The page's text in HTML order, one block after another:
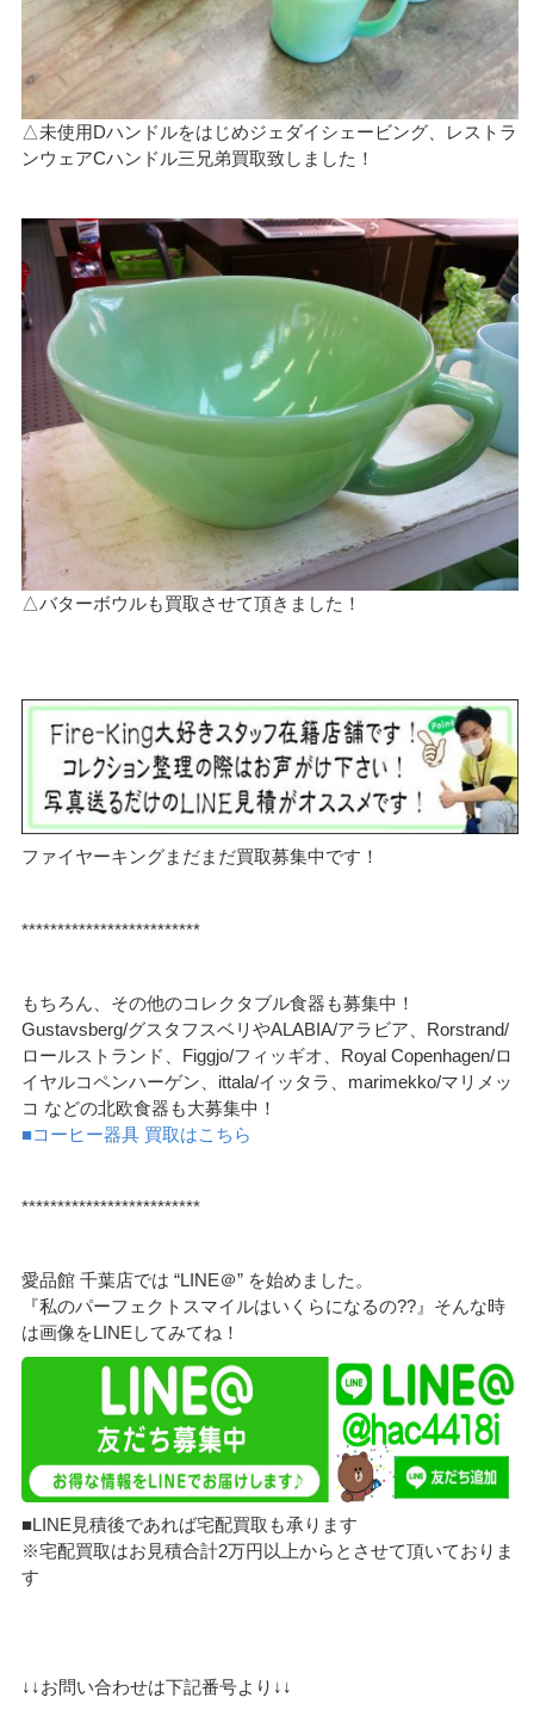
△未使用Dハンドルをはじめジェダイシェービング、レストラ
ンウェアCハンドル三兄弟買取致しました！
△バターボウルも買取させて頂きました！
ファイヤーキングまだまだ買取募集中です！
*************************
もちろん、その他のコレクタブル食器も募集中！
Gustavsberg/グスタフスベリやALABIA/アラビア、Rorstrand/
ロールストランド、Figgjo/フィッギオ、Royal Copenhagen/ロ
イヤルコペンハーゲン、ittala/イッタラ、marimekko/マリメッ
コ などの北欧食器も大募集中！
■コーヒー器具 買取はこちら
*************************
愛品館 千葉店では “LINE＠” を始めました。
『私のパーフェクトスマイルはいくらになるの??』そんな時
は画像をLINEしてみてね！
■LINE見積後であれば宅配買取も承ります
※宅配買取はお見積合計2万円以上からとさせて頂いておりま
す
↓↓お問い合わせは下記番号より↓↓